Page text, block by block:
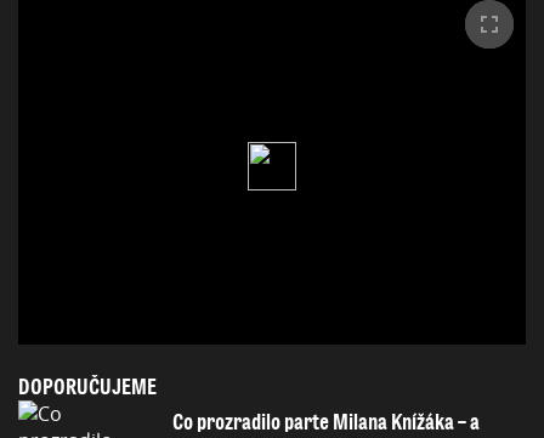
DOPORUČUJEME
Co prozradilo parte Milana Knížáka – a